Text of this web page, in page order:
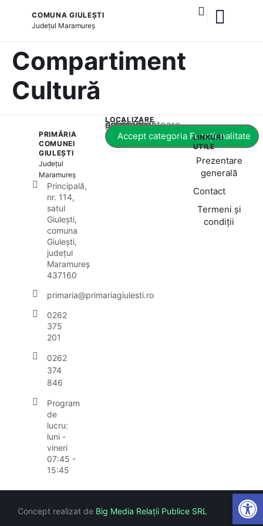
COMUNA GIULEȘTI
Județul Maramureș
Compartiment
Cultură
PRIMĂRIA
COMUNEI
GIULEȘTI
Județul
Maramureș
Principală,
nr. 114,
satul
Giulești,
comuna
Giulești,
județul
Maramureș
437160
primaria@primariagiulesti.ro
0262
375
201
0262
374
846
Program
de
lucru:
luni -
vineri
07:45 -
15:45
LOCALIZARE
Acest conținut este blocat până când acceptați categoria corespunzătoare de cookie-uri.
Accept categoria Funcționalitate
LINKURI
UTILE
Prezentare
generală
Contact
Termeni și
condiții
Concept realizat de Big Media Relații Publice SRL